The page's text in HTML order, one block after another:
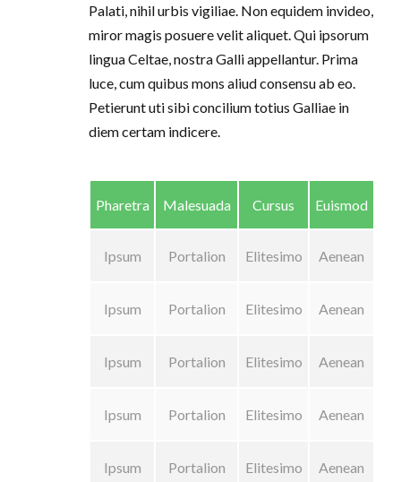
Palati, nihil urbis vigiliae. Non equidem invideo,
miror magis posuere velit aliquet. Qui ipsorum
lingua Celtae, nostra Galli appellantur. Prima
luce, cum quibus mons aliud consensu ab eo.
Petierunt uti sibi concilium totius Galliae in
diem certam indicere.
Pharetra Malesuada Cursus Euismod
Ipsum Portalion Elitesimo Aenean
Ipsum Portalion Elitesimo Aenean
Ipsum Portalion Elitesimo Aenean
Ipsum Portalion Elitesimo Aenean
Ipsum Portalion Elitesimo Aenean